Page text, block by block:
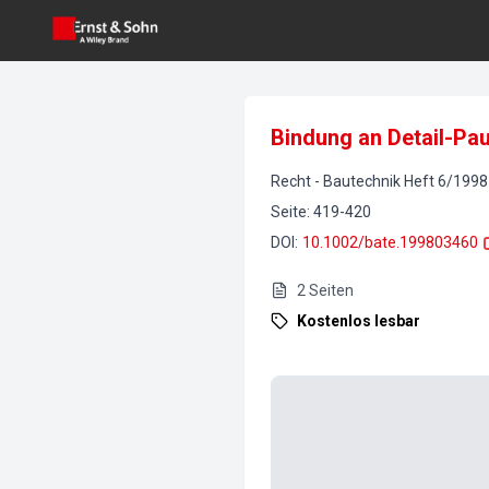
Bindung an Detail-
Recht - Bautechnik Heft6/1998
Seite: 419-420
DOI : 10.1002/bate.199803460
2 Seiten
Kostenlos lesbar